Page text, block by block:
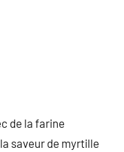
de la farine
saveur de myrtille